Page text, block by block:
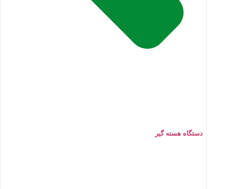
دستگاه هسته گیر